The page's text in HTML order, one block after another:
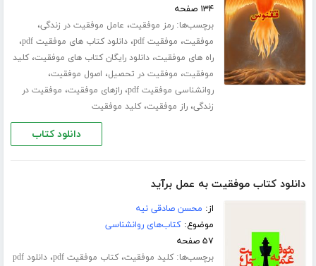
۱۳۴ صفحه
برچسب‌ها:رمز موفقیت، عامل موفقیت در زندگی،
موفقیت، موفقیت pdf ،دانلود کتاب های موفقیت pdf ،
راه های موفقیت،دانلود رایگان کتاب های موفقیت،کلید
موفقیت، موفقیت در تحصیل، اصول موفقیت،
روانشناسی موفقیت pdf ،رازهای موفقیت، موفقیت در
زندگی،راز موفقیت،کلید موفقیت
دانلود کتاب
دانلود کتاب موفقیت به عمل برآید
از: محسن صادقی نیه
موضوع:کتاب‌های روانشناسی
۵۷ صفحه
برچسب‌ها:کلید موفقیت،کتاب موفقیت pdf ، دانلود pdf